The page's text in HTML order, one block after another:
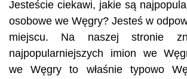
Jesteście ciekawi, jakie są
osobowe we Węgry? Jesteś w
miejscu. Na naszej stronie
najpopularniejszych imion we
we Węgry to właśnie typowo